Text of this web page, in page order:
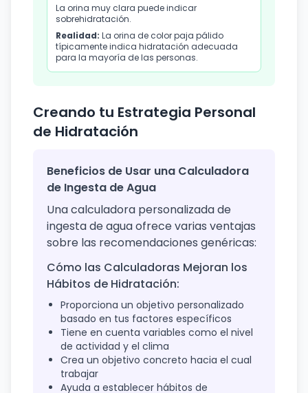
La orina muy clara puede indicar
sobrehidratación.
Realidad: La orina de color paja pálido
típicamente indica hidratación adecuada
para la mayoría de las personas.
Creando tu Estrategia Personal
de Hidratación
Beneficios de Usar una Calculadora
de Ingesta de Agua
Una calculadora personalizada de
ingesta de agua ofrece varias ventajas
sobre las recomendaciones genéricas:
Cómo las Calculadoras Mejoran los
Hábitos de Hidratación:
Proporciona un objetivo personalizado
basado en tus factores específicos
Tiene en cuenta variables como el nivel
de actividad y el clima
Crea un objetivo concreto hacia el cual
trabajar
Ayuda a establecer hábitos de